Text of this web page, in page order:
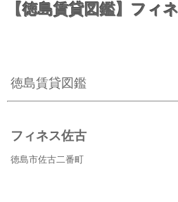
【徳島賃貸図鑑】フィ
徳島賃貸図鑑
フィネス佐古
徳島市佐古二番町